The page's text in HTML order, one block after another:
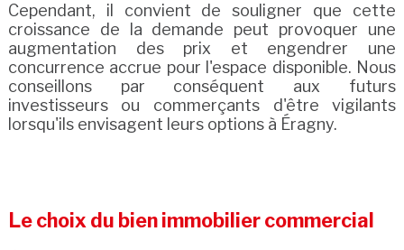
Cependant, il convient de souligner que cette
croissance de la demande peut provoquer une
augmentation des prix et engendrer une
concurrence accrue pour l'espace disponible. Nous
conseillons par conséquent aux futurs
investisseurs ou commerçants d'être vigilants
lorsqu'ils envisagent leurs options à Éragny.
Le choix du bien immobilier commercial